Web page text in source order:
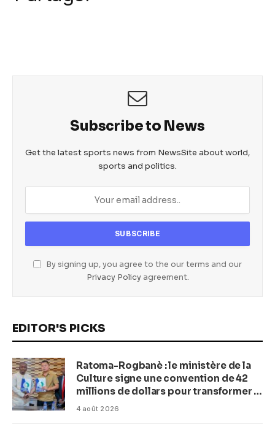
itt
er
Subscribe to News
Get the latest sports news from NewsSite about world,
sports and politics.
By signing up, you agree to the our terms and our
Privacy Policyagreement.
EDITOR'S PICKS
Ratoma-Rogbanè : le ministère de la
Culture signe une convention de 42
millions de dollars pour transformer la
plage en complexe balnéaire
4 août 2026